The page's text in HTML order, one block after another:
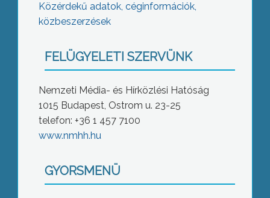
Közérdekű adatok, céginformációk,
közbeszerzések
FELÜGYELETI SZERVÜNK
Nemzeti Média- és Hírközlési Hatóság
1015 Budapest, Ostrom u. 23-25
telefon: +36 1 457 7100
www.nmhh.hu
GYORSMENÜ